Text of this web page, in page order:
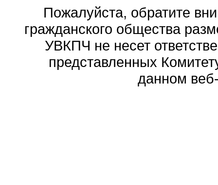
Пожалуйста, обратите
гражданского общества
УВКПЧ не несет
представленных
данном